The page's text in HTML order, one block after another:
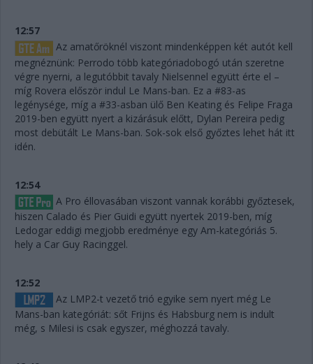
12:57
Az amatőröknél viszont mindenképpen két autót kell
megnéznünk: Perrodo több kategóriadobogó után szeretne
végre nyerni, a legutóbbit tavaly Nielsennel együtt érte el –
míg Rovera először indul Le Mans-ban. Ez a #83-as
legénysége, míg a #33-asban ülő Ben Keating és Felipe Fraga
2019-ben együtt nyert a kizárásuk előtt, Dylan Pereira pedig
most debütált Le Mans-ban. Sok-sok első győztes lehet hát itt
idén.
12:54
A Pro éllovasában viszont vannak korábbi győztesek,
hiszen Calado és Pier Guidi együtt nyertek 2019-ben, míg
Ledogar eddigi megjobb eredménye egy Am-kategóriás 5.
hely a Car Guy Racinggel.
12:52
Az LMP2-t vezető trió egyike sem nyert még Le
Mans-ban kategóriát: sőt Frijns és Habsburg nem is indult
még, s Milesi is csak egyszer, méghozzá tavaly.